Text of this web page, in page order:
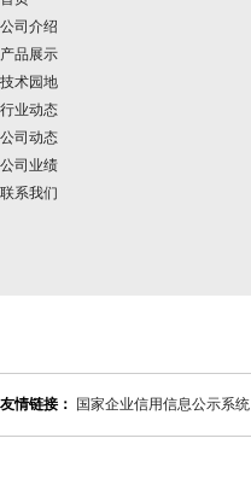
公司介绍
产品展示
技术园地
行业动态
公司动态
公司业绩
联系我们
友情链接： 国家企业信用信息公示系统